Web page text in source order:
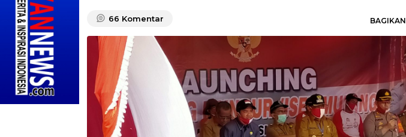
66 Komentar BAGIKAN